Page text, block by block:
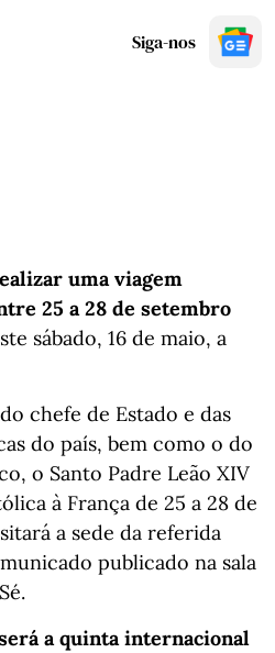
Siga-nos
uma viagem
25 a 28 de setembro
sábado, 16 de maio, a
chefe de Estado e das
do país, bem como o do
o Santo Padre Leão XIV
à França de 25 a 28 de
a sede da referida
publicado na sala
a quinta internacional